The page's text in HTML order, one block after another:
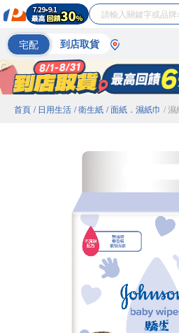
宅配 到店取貨
首頁 / 日用生活 / 衛生紙 / 面紙．濕紙巾 / 濕